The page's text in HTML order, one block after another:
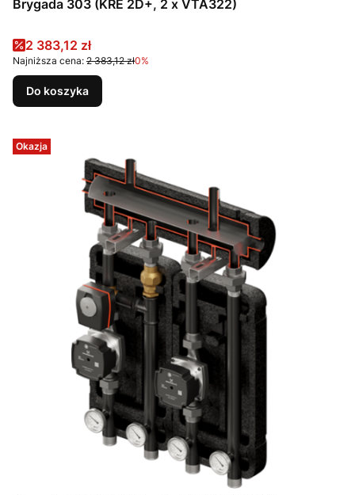
Brygada 303 (KRE 2D+, 2 x VTA322)
Cena promocyjna
2 383,12 zł
Najniższa cena: 2 383,12 zł0%
Do koszyka
Okazja